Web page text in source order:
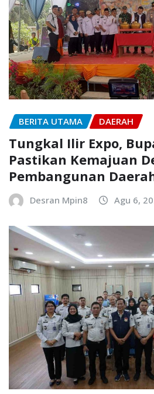
BERITA UTAMA DAERAH
Tungkal Ilir Expo,
Pastikan Kemajuan
Pembangunan
Desran Mpin8 Agu 6,